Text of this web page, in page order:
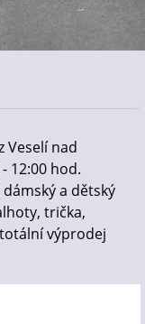
Veselí nad
12:00 hod.
a dětský
trička,
výprodej